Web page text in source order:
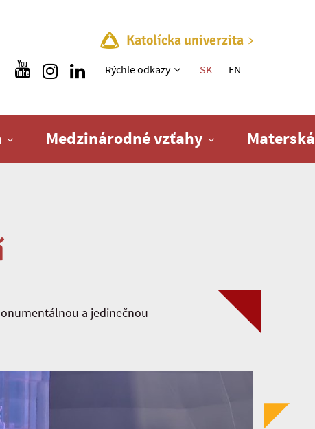
Katolícka univerzita
Rýchle menu
Rýchle odkazy SK EN
Medzinárodné vzťahy
a jedinečnou